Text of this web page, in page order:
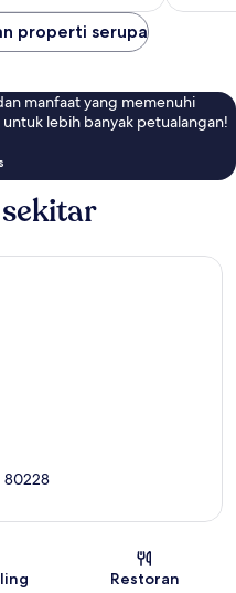
properti serupa
manfaat yang memenuhi
lebih banyak petualangan!
80228
Restoran